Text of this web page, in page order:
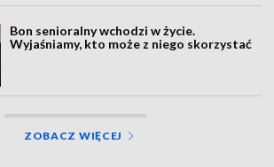
Bon senioralny wchodzi w życie.
Wyjaśniamy, kto może z niego skorzystać
ZOBACZ WIĘCEJ